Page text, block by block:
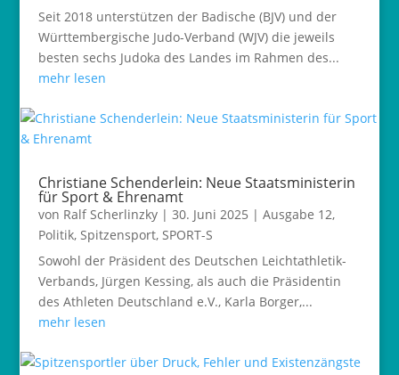
Seit 2018 unterstützen der Badische (BJV) und der
Württembergische Judo-Verband (WJV) die jeweils
besten sechs Judoka des Landes im Rahmen des...
mehr lesen
Christiane Schenderlein: Neue Staatsministerin
für Sport & Ehrenamt
von Ralf Scherlinzky| 30. Juni 2025 | Ausgabe 12,
Politik, Spitzensport, SPORT-S
Sowohl der Präsident des Deutschen Leichtathletik-
Verbands, Jürgen Kessing, als auch die Präsidentin
des Athleten Deutschland e.V., Karla Borger,...
mehr lesen